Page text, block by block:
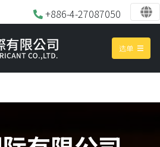
+886-4-27087050
选单